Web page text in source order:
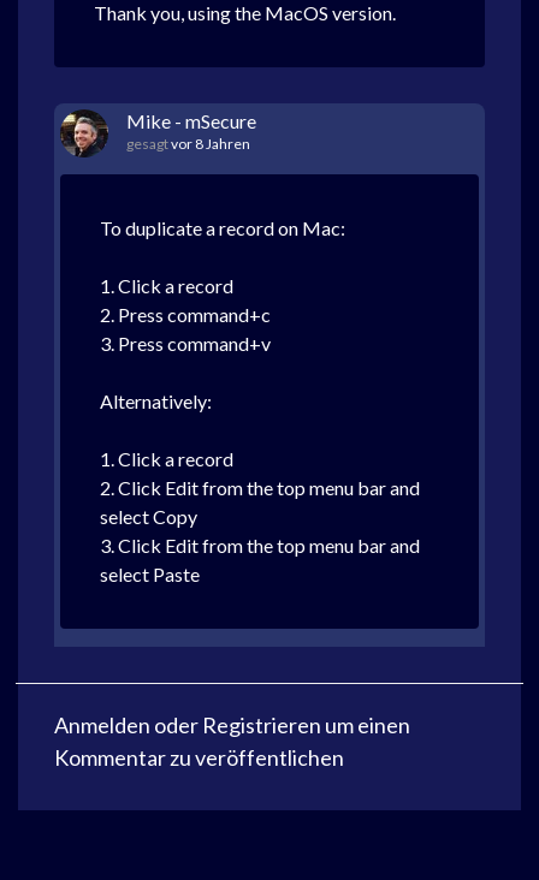
Thank you, using the MacOS version.
Mike - mSecure
gesagtvor 8 Jahren
To duplicate a record on Mac:
1. Click a record
2. Press command+c
3. Press command+v
Alternatively:
1. Click a record
2. Click Edit from the top menu bar and
select Copy
3. Click Edit from the top menu bar and
select Paste
Anmelden oder Registrieren um einen
Kommentar zu veröffentlichen